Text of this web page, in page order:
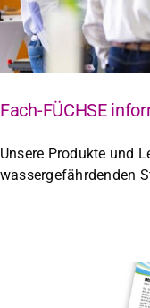
Fach-FÜCHSE
Unsere Produkte und
wassergefährdenden